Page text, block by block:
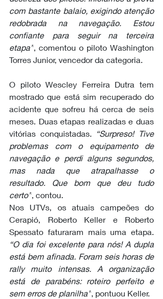
com bastante balaio, exigindo atenção
redobrada na navegação. Estou
confiante para seguir na terceira
etapa”, comentou o piloto Washington
Torres Junior, vencedor da categoria.
O piloto Wescley Ferreira Dutra tem
mostrado que está sim recuperado do
acidente que sofreu há cerca de seis
meses. Duas etapas realizadas e duas
vitórias conquistadas. “Surpreso! Tive
problemas com o equipamento de
navegação e perdi alguns segundos,
mas nada que atrapalhasse o
resultado. Que bom que deu tudo
certo”, contou.
Nos UTVs, os atuais campeões do
Cerapió, Roberto Keller e Roberto
“O dia foi excelente para nós! A dupla
está bem afinada. Foram seis horas de
rally muito intensas. A organização
está de parabéns: roteiro perfeito e
sem erros de planilha”, pontuou Keller.